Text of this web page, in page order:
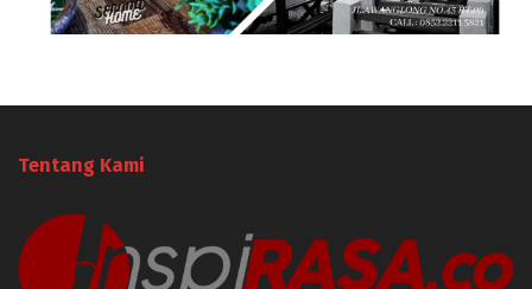
Tentang Kami